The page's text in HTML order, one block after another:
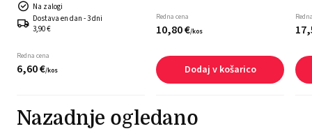
Na zalogi
Dostava en dan - 3 dni
3,90 €
Redna cena
6,60€/kos
Redna cena
10,80€/kos
Dodaj v košarico
17,
Nazadnje ogledano